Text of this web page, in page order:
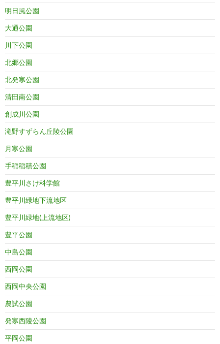
明日風公園
大通公園
川下公園
北郷公園
北発寒公園
清田南公園
創成川公園
滝野すずらん丘陵公園
月寒公園
手稲稲積公園
豊平川さけ科学館
豊平川緑地下流地区
豊平川緑地(上流地区)
豊平公園
中島公園
西岡公園
西岡中央公園
農試公園
発寒西陵公園
平岡公園